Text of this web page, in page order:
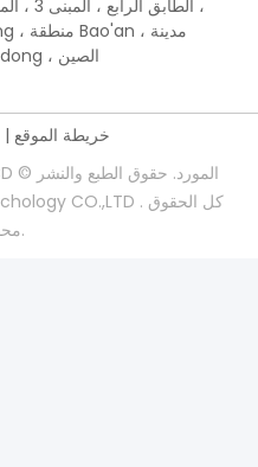
Shenzhen ، مقاطعة Guangdong ، الصين
| خريطة الموقع
محفوظة.